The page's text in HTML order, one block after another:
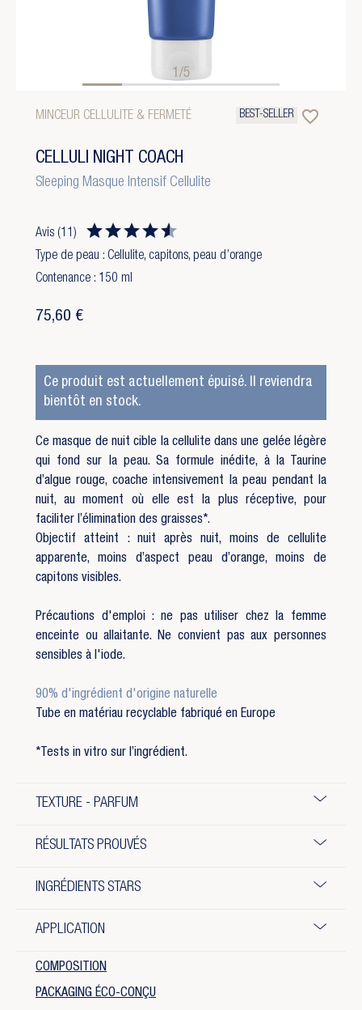
1/5
MINCEUR CELLULITE & FERMETÉ BEST-SELLER favorite_border
CELLULI NIGHT COACH
Sleeping Masque Intensif Cellulite
Avis (11)
Type de peau : Cellulite, capitons, peau d’orange
Contenance : 150 ml
75,60 €
Ce produit est actuellement épuisé. Il reviendra
bientôt en stock.
Ce masque de nuit cible la cellulite dans une gelée légère
qui fond sur la peau. Sa formule inédite, à la Taurine
d’algue rouge, coache intensivement la peau pendant la
nuit, au moment où elle est la plus réceptive, pour
faciliter l’élimination des graisses*.
Objectif atteint : nuit après nuit, moins de cellulite
apparente, moins d’aspect peau d’orange, moins de
capitons visibles.
Précautions d'emploi : ne pas utiliser chez la femme
enceinte ou allaitante. Ne convient pas aux personnes
sensibles à l'iode.
90% d'ingrédient d'origine naturelle
Tube en matériau recyclable fabriqué en Europe
*Tests in vitro sur l’ingrédient.
TEXTURE - PARFUM
RÉSULTATS PROUVÉS
INGRÉDIENTS STARS
APPLICATION
COMPOSITION
PACKAGING ÉCO-CONÇU